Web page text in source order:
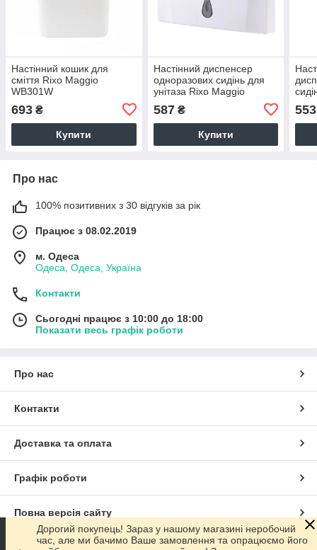
Настінний кошик для
сміття Rixo Maggio
WB301W
693 ₴
Купити
Настінний диспенсер
одноразових сидінь для
унітаза Rixo Maggio
T009W для складання 1/2
587₴
Купити
1/4
553
Про нас
100% позитивних з 30 відгуків за рік
Працює з 08.02.2019
м. Одеса
Одеса, Одеса, Україна
Контакти
Сьогодні працює з 10:00 до 18:00
Показати весь графік роботи
Про нас
Контакти
Доставка та оплата
Графік роботи
Повна версія сайту
Сайт створено на маркетплейсіProm.ua
Дорогий покупець! Зараз у нашому магазині неробочий
час, але ми бачимо Ваше замовлення та опрацюємо його